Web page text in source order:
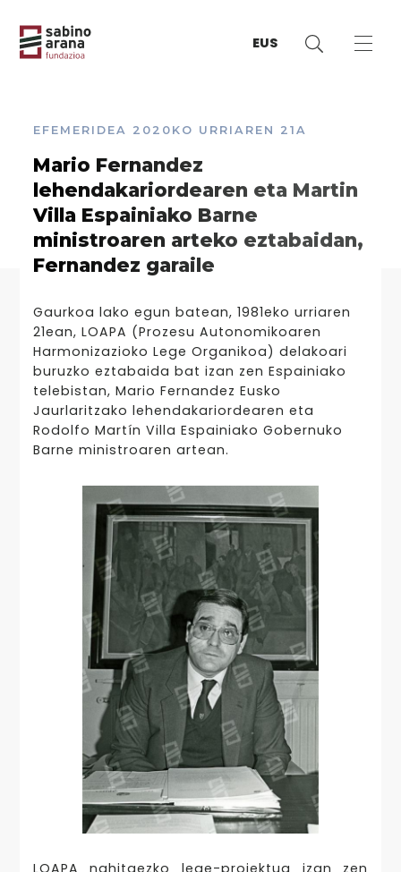
EUS
EFEMERIDEA 2020KO URRIAREN 21A
Mario Fernandez
lehendakariordearen eta Martin
Villa Espainiako Barne
ministroaren arteko eztabaidan,
Fernandez garaile
Gaurkoa lako egun batean, 1981eko urriaren
21ean, LOAPA (Prozesu Autonomikoaren
Harmonizazioko Lege Organikoa) delakoari
buruzko eztabaida bat izan zen Espainiako
telebistan, Mario Fernandez Eusko
Jaurlaritzako lehendakariordearen eta
Rodolfo Martín Villa Espainiako Gobernuko
Barne ministroaren artean.
LOAPA nahitaezko lege-proiektua izan zen